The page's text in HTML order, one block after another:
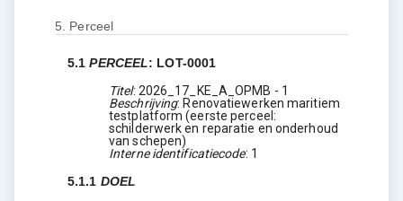
5. Perceel
5.1PERCEEL: LOT-0001
Titel: 2026_17_KE_A_OPMB - 1
Beschrijving: Renovatiewerken maritiem
testplatform (eerste perceel:
schilderwerk en reparatie en onderhoud
van schepen)
Interne identificatiecode: 1
5.1.1 DOEL